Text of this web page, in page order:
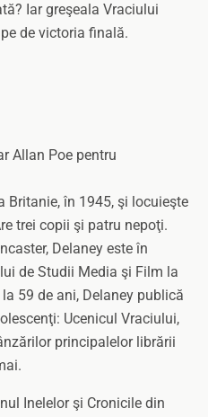
Iar greşeala Vraciului
de victoria finală.
Allan Poe pentru
Britanie, în 1945, şi locuieşte
trei copii şi patru nepoţi.
Delaney este în
de Studii Media şi Film la
59 de ani, Delaney publică
Ucenicul Vraciului,
principalelor librării
Inelelor şi Cronicile din